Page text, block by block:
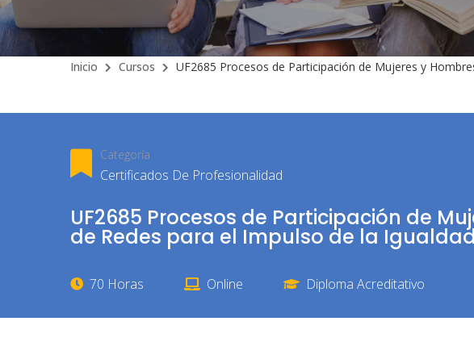
Inicio Cursos UF2685 Procesos de Participación de Mujeres y
Categoría
Certificados De Profesionalidad
UF2685 Procesos de Participación de
de Redes para el Impulso de la Igualdad
70 Horas Online Diploma Acreditativo